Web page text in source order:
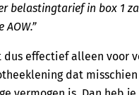
belastingtarief in box 1
dus effectief alleen voor
dat